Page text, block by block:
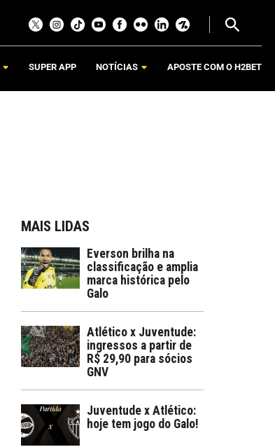
SUPER APP NOTÍCIAS APOSTE COM O H2BET
MAIS LIDAS
Everson brilha na
classificação e amplia
marca histórica pelo
Galo
Atlético x Juventude:
ingressos a partir de
R$ 29,90 para sócios
GNV
Juventude x Atlético:
hoje tem jogo do Galo!